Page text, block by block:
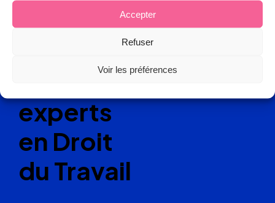
Accepter
Refuser
Voir les préférences
Réseau
de cabinets
d’avocats
experts
en Droit
du Travail